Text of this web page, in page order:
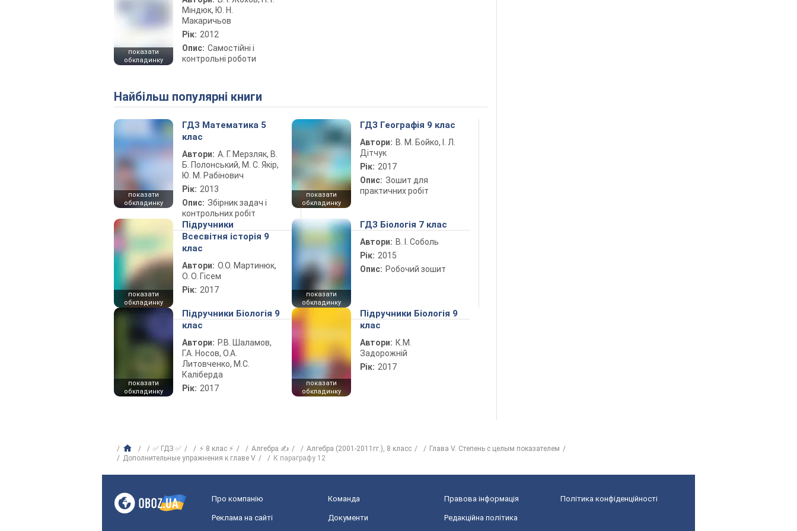
показати
обкладинку
Міндюк, Ю. Н.
Макаричьов
Рік: 2012
Опис: Самостійні і
контрольні роботи
Найбільш популярні книги
показати
обкладинку
ГДЗ Математика 5
клас
Автори: А. Г. Мерзляк, В.
Б. Полонський, М. С. Якір,
Ю. М. Рабінович
Рік: 2013
Опис: Збірник задач і
контрольних робіт
показати
обкладинку
ГДЗ Географія 9 клас
Автори: В. М. Бойко, І. Л.
Дітчук
Рік: 2017
Опис: Зошит для
практичних робіт
показати
обкладинку
Підручники
Всесвітня історія 9
клас
Автори: О.О. Мартинюк,
О. О. Гісем
Рік: 2017
показати
обкладинку
ГДЗ Біологія 7 клас
Автори: В. І. Соболь
Рік: 2015
Опис: Робочий зошит
показати
обкладинку
Підручники Біологія 9
клас
Автори: Р.В. Шаламов,
Г.А. Носов, О.А.
Литовченко, М.С.
Каліберда
Рік: 2017
показати
обкладинку
Підручники Біологія 9
клас
Автори: К.М.
Задорожній
Рік: 2017
✅ ГДЗ ✅ ⚡ 8 клас ⚡ Алгебра ✍ Алгебра (2001-2011гг.), 8 класс
Глава V. Степень с целым показателем
Дополнительные упражнения к главе V
К параграфу 12
Про компанію Команда Правова інформація Політика конфіденційності
Реклама на сайті Документи Редакційна політика